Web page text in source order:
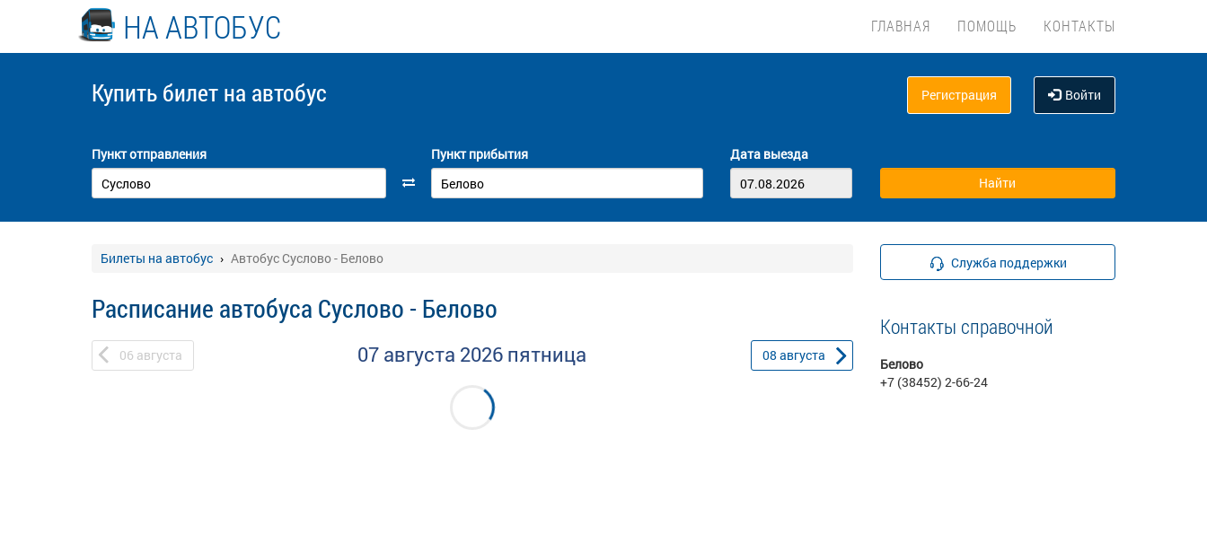
НА АВТОБУС ГЛАВНАЯ ПОМОЩЬ КОНТАКТЫ
Купить билет на автобус Регистрация Войти
Пункт отправления Пункт прибытия Дата выезда
Билеты на автобус Автобус Суслово - Белово
Расписание автобуса Суслово - Белово
06 августа 07 августа 2026 пятница 08 августа
Служба поддержки
Контакты справочной
Белово
+7 (38452) 2-66-24